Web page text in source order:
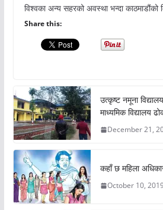
विश्वका अन्य सहरको अवस्था भन्दा
Share this:
उत्कृष्ट नमूना
माध्यमिक विद्यालय
December 21,
कहाँ छ महिला
October 10,